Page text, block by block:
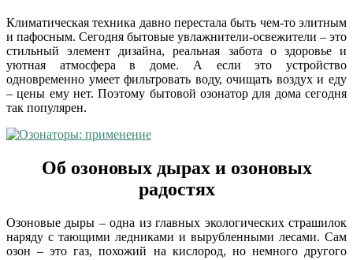
Климатическая техника давно перестала быть чем-то элитным
и пафосным. Сегодня бытовые увлажнители-освежители – это
стильный элемент дизайна, реальная забота о здоровье и
уютная атмосфера в доме. А если это устройство
одновременно умеет фильтровать воду, очищать воздух и еду
– цены ему нет. Поэтому бытовой озонатор для дома сегодня
так популярен.
Об озоновых дырах и озоновых
радостях
Озоновые дыры – одна из главных экологических страшилок
наряду с тающими ледниками и вырубленными лесами. Сам
озон – это газ, похожий на кислород, но немного другого